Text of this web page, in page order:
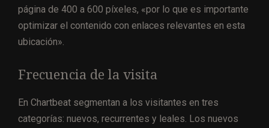
página de 400 a 600 píxeles, «por lo que es importante
optimizar el contenido con enlaces relevantes en esta
ubicación».
Frecuencia de la visita
En Chartbeat segmentan a los visitantes en tres
categorías: nuevos, recurrentes y leales. Los nuevos